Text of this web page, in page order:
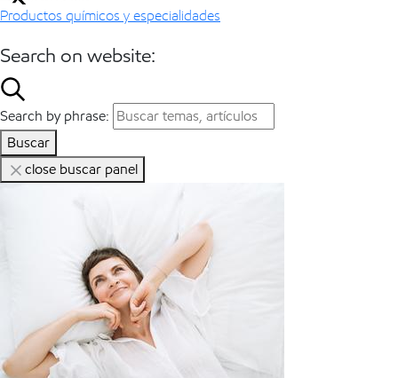
Productos químicos y especialidades
Search on website:
Search by phrase:
Buscar
close buscar panel